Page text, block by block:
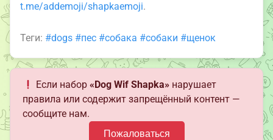
t.me/addemoji/shapkaemoji.
Теги: #dogs #пес #собака #собаки #щенок
Если набор«Dog Wif Shapka» нарушает
правила или содержит запрещённый контент —
сообщите нам.
Пожаловаться